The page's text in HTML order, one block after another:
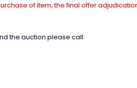
of item, the final offer
the auction please call: